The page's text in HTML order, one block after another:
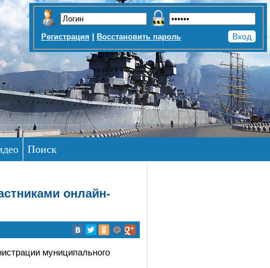
Регистрация | Восстановить пароль
Поиск
онлайн-
муниципального